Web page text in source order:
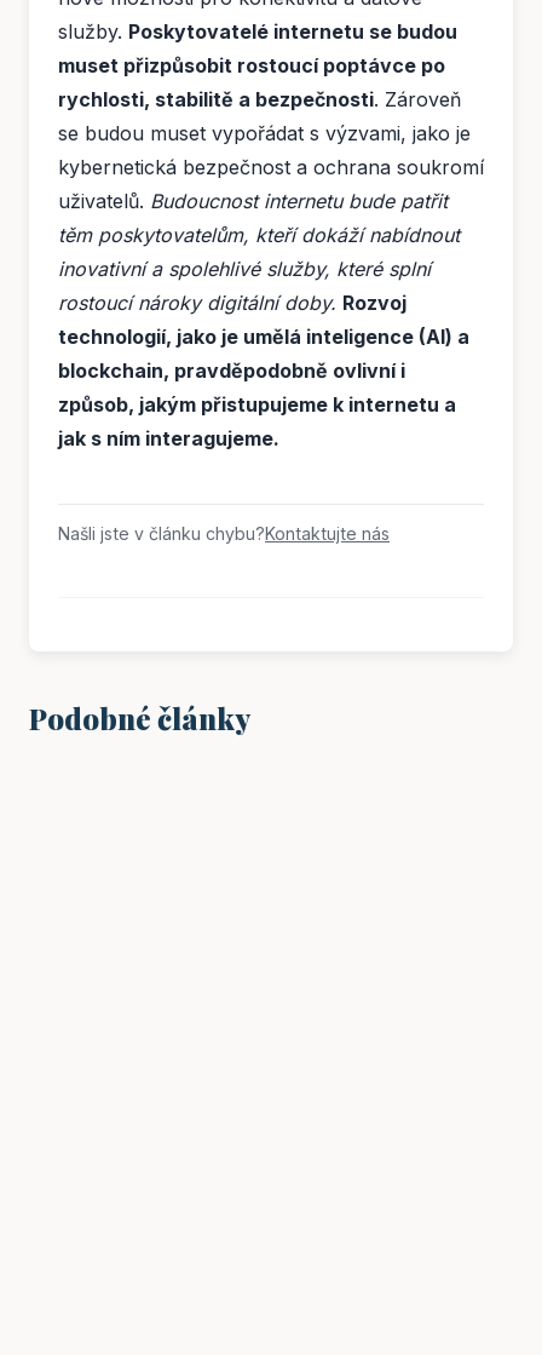
služby. Poskytovatelé internetu se budou
muset přizpůsobit rostoucí poptávce po
rychlosti, stabilitě a bezpečnosti. Zároveň
se budou muset vypořádat s výzvami, jako je
kybernetická bezpečnost a ochrana soukromí
uživatelů. Budoucnost internetu bude patřit
těm poskytovatelům, kteří dokáží nabídnout
inovativní a spolehlivé služby, které splní
rostoucí nároky digitální doby. Rozvoj
technologií, jako je umělá inteligence (AI) a
blockchain, pravděpodobně ovlivní i
způsob, jakým přistupujeme k internetu a
jak s ním interagujeme.
Našli jste v článku chybu?Kontaktujte nás
Podobné články